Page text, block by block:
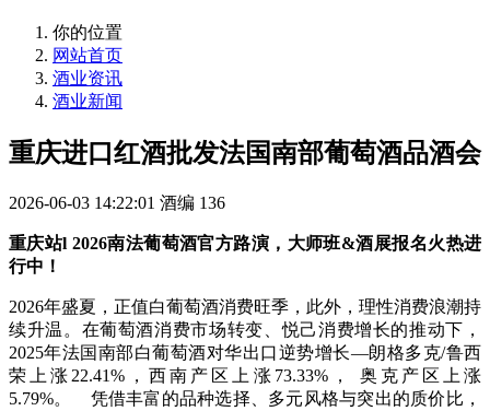
你的位置
网站首页
酒业资讯
酒业新闻
重庆进口红酒批发法国南部葡萄酒品酒会
2026-06-03 14:22:01 酒编 136
重庆站l 2026南法葡萄酒官方路演，大师班&酒展报名火热进
行中！
2026年盛夏，正值白葡萄酒消费旺季，此外，理性消费浪潮持
续升温。在葡萄酒消费市场转变、悦己消费增长的推动下，
2025年法国南部白葡萄酒对华出口逆势增长—朗格多克/鲁西
荣上涨22.41%，西南产区上涨73.33%， 奥克产区上涨
5.79%。 凭借丰富的品种选择、多元风格与突出的质价比，